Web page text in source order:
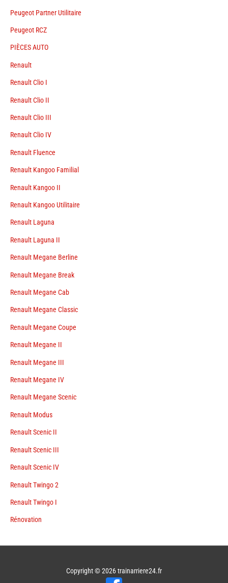
Peugeot Partner Utilitaire
Peugeot RCZ
PIÈCES AUTO
Renault
Renault Clio I
Renault Clio II
Renault Clio III
Renault Clio IV
Renault Fluence
Renault Kangoo Familial
Renault Kangoo II
Renault Kangoo Utilitaire
Renault Laguna
Renault Laguna II
Renault Megane Berline
Renault Megane Break
Renault Megane Cab
Renault Megane Classic
Renault Megane Coupe
Renault Megane II
Renault Megane III
Renault Megane IV
Renault Megane Scenic
Renault Modus
Renault Scenic II
Renault Scenic III
Renault Scenic IV
Renault Twingo 2
Renault Twingo I
Rénovation
Copyright © 2026trainarriere24.fr